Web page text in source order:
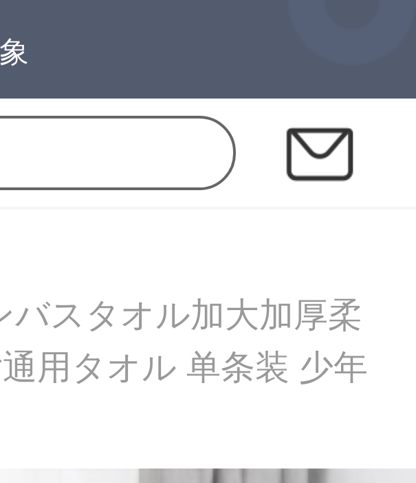
スタオル加大加厚柔
用タオル 单条装 少年